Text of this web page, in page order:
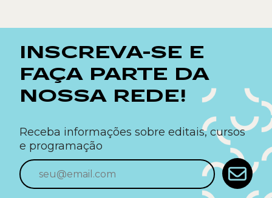
INSCREVA-SE E
FAÇA PARTE DA
NOSSA REDE!
Receba informações sobre editais, cursos
e programação